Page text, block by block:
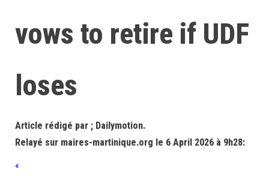
vows to retire if UDF
loses
Article rédigé par ; Dailymotion.
Relayé sur maires-martinique.org le 6 April 2026 à 9h28:
«